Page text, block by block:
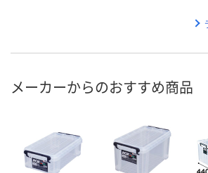
メーカーからのおすすめ商品